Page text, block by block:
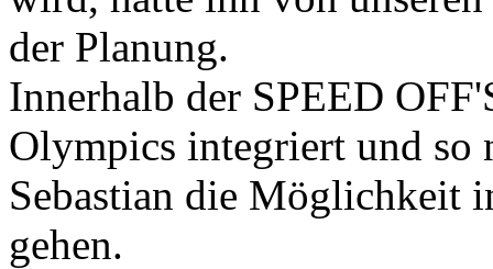
der Planung.
Innerhalb der SPEED
Olympics integriert und
Sebastian die Möglichkeit
gehen.